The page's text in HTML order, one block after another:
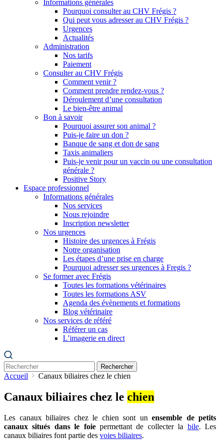
Informations générales
Pourquoi consulter au CHV Frégis ?
Qui peut vous adresser au CHV Frégis ?
Urgences
Actualités
Administration
Nos tarifs
Paiement
Consulter au CHV Frégis
Comment venir ?
Comment prendre rendez-vous ?
Déroulement d’une consultation
Le bien-être animal
Bon à savoir
Pourquoi assurer son animal ?
Puis-je faire un don ?
Banque de sang et don de sang
Taxis animaliers
Puis-je venir pour un vaccin ou une consultation
générale ?
Positive Story
Espace professionnel
Informations générales
Nos services
Nous rejoindre
Inscription newsletter
Nos urgences
Histoire des urgences à Frégis
Notre organisation
Les étapes d’une prise en charge
Pourquoi adresser ses urgences à Fregis ?
Se former avec Frégis
Toutes les formations vétérinaires
Toutes les formations ASV
Agenda des évènements et formations
Blog vétérinaire
Nos services de référé
Référer un cas
L’imagerie en direct
Rechercher
Accueil Canaux biliaires chez le chien
Canaux biliaires chez le chien
Les canaux biliaires chez le chien sont un ensemble de petits
canaux situés dans le foie permettant de collecter la bile. Les
canaux biliaires font partie des voies biliaires.